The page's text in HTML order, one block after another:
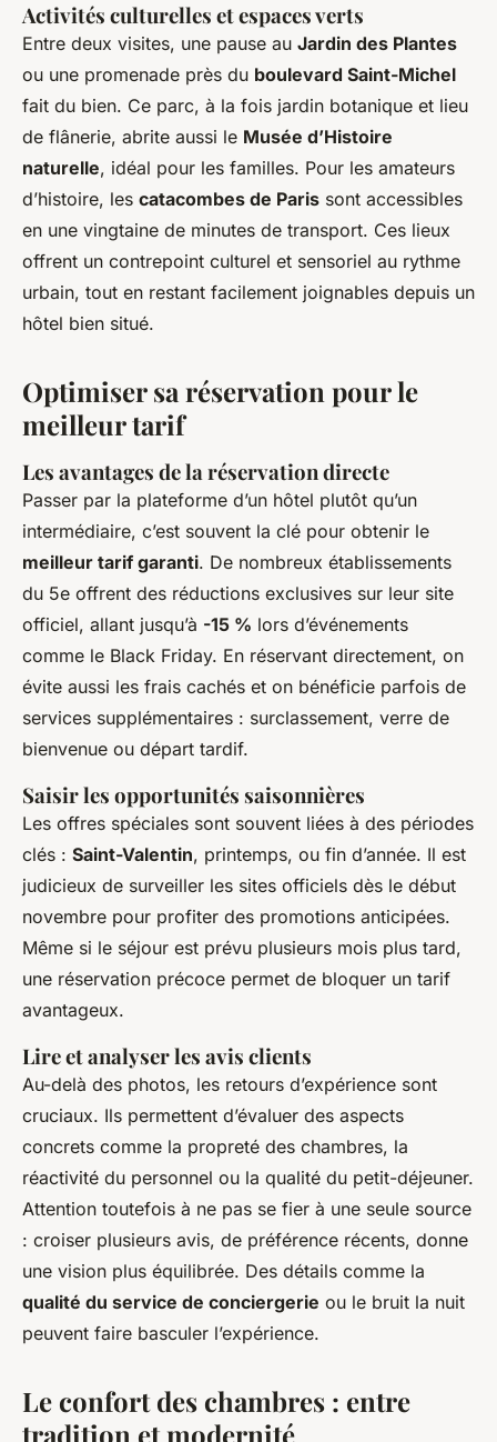
Activités culturelles et espaces verts
Entre deux visites, une pause au Jardin des Plantes
ou une promenade près du boulevard Saint-Michel
fait du bien. Ce parc, à la fois jardin botanique et lieu
de flânerie, abrite aussi le Musée d’Histoire
naturelle, idéal pour les familles. Pour les amateurs
d’histoire, les catacombes de Paris sont accessibles
en une vingtaine de minutes de transport. Ces lieux
offrent un contrepoint culturel et sensoriel au rythme
urbain, tout en restant facilement joignables depuis un
hôtel bien situé.
Optimiser sa réservation pour le
meilleur tarif
Les avantages de la réservation directe
Passer par la plateforme d’un hôtel plutôt qu’un
intermédiaire, c’est souvent la clé pour obtenir le
meilleur tarif garanti. De nombreux établissements
du 5e offrent des réductions exclusives sur leur site
officiel, allant jusqu’à -15 % lors d’événements
comme le Black Friday. En réservant directement, on
évite aussi les frais cachés et on bénéficie parfois de
services supplémentaires : surclassement, verre de
bienvenue ou départ tardif.
Saisir les opportunités saisonnières
Les offres spéciales sont souvent liées à des périodes
clés : Saint-Valentin, printemps, ou fin d’année. Il est
judicieux de surveiller les sites officiels dès le début
novembre pour profiter des promotions anticipées.
Même si le séjour est prévu plusieurs mois plus tard,
une réservation précoce permet de bloquer un tarif
avantageux.
Lire et analyser les avis clients
Au-delà des photos, les retours d’expérience sont
cruciaux. Ils permettent d’évaluer des aspects
concrets comme la propreté des chambres, la
réactivité du personnel ou la qualité du petit-déjeuner.
Attention toutefois à ne pas se fier à une seule source
: croiser plusieurs avis, de préférence récents, donne
une vision plus équilibrée. Des détails comme la
qualité du service de conciergerie ou le bruit la nuit
peuvent faire basculer l’expérience.
Le confort des chambres : entre
tradition et modernité